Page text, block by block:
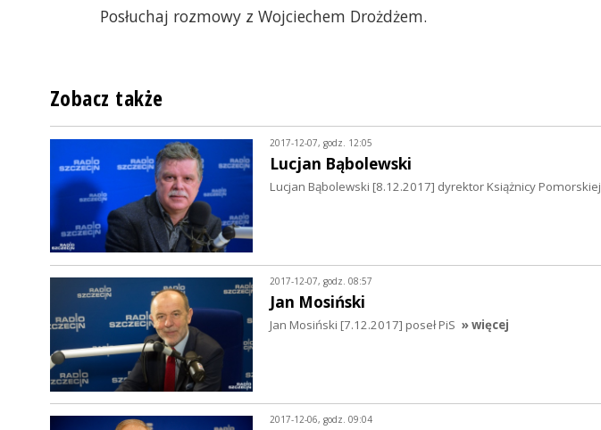
Posłuchaj rozmowy z Wojciechem Drożdżem.
Zobacz także
2017-12-07, godz. 12:05
Lucjan Bąbolewski
Lucjan Bąbolewski [8.12.2017] dyrektor Książnicy Pomorskiej
2017-12-07, godz. 08:57
Jan Mosiński
Jan Mosiński [7.12.2017] poseł PiS » więcej
2017-12-06, godz. 09:04